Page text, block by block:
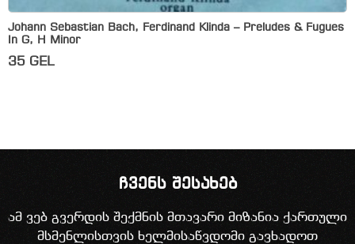
Johann Sebastian Bach, Ferdinand Klinda – Preludes & Fugues
In G, H Minor
35 GEL
ჩვენს შესახებ
ამ ვებ გვერდის შექმნის მთავარი მიზანია ქართული
მსმენლისთვის ხელმისაწვდომი გავხადოთ